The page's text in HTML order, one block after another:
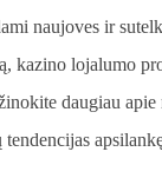
naujoves ir
kazino lojalumo
daugiau apie